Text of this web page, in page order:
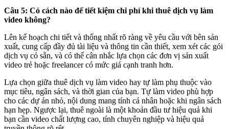
Câu 5: Có cách nào để tiết kiệm chi phí khi thuê dịch vụ làm
video không?
Lên kế hoạch chi tiết và thống nhất rõ ràng về yêu cầu với bên sản
xuất, cung cấp đầy đủ tài liệu và thông tin cần thiết, xem xét các gói
dịch vụ có sẵn, và có thể cân nhắc lựa chọn các đơn vị sản xuất
video trẻ hoặc freelancer có mức giá cạnh tranh hơn.
Lựa chọn giữa thuê dịch vụ làm video hay tự làm phụ thuộc vào
mục tiêu, ngân sách, và thời gian của bạn. Tự làm video phù hợp
cho các dự án nhỏ, nội dung mang tính cá nhân hoặc khi ngân sách
hạn hẹp. Ngược lại, thuê ngoài là một khoản đầu tư hiệu quả khi
bạn cần video chất lượng cao, tính chuyên nghiệp và hiệu quả